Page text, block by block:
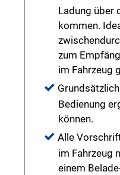
Ladung über
kommen.
zum
im Fahrzeug
Bedienung
können.
Alle
im Fahrzeug
einem